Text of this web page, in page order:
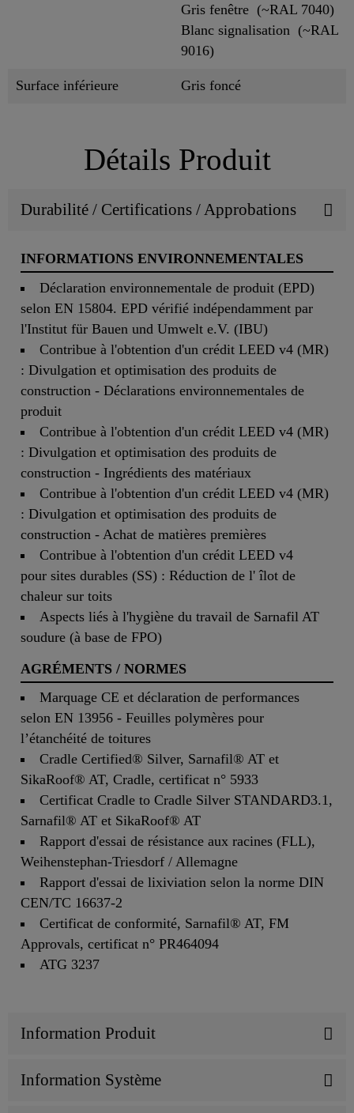
Gris fenêtre (~RAL 7040)
Blanc signalisation (~RAL
9016)
Surface inférieure Gris foncé
Détails Produit
Durabilité / Certifications / Approbations
INFORMATIONS ENVIRONNEMENTALES
Déclaration environnementale de produit (EPD)
selon EN 15804. EPD vérifié indépendamment par
l'Institut für Bauen und Umwelt e.V. (IBU)
Contribue à l'obtention d'un crédit LEED v4 (MR)
: Divulgation et optimisation des produits de
construction - Déclarations environnementales de
produit
Contribue à l'obtention d'un crédit LEED v4 (MR)
: Divulgation et optimisation des produits de
construction - Ingrédients des matériaux
Contribue à l'obtention d'un crédit LEED v4 (MR)
: Divulgation et optimisation des produits de
construction - Achat de matières premières
Contribue à l'obtention d'un crédit LEED v4
pour sites durables (SS) : Réduction de l' îlot de
chaleur sur toits
Aspects liés à l'hygiène du travail de Sarnafil AT
soudure (à base de FPO)
AGRÉMENTS / NORMES
Marquage CE et déclaration de performances
selon EN 13956 - Feuilles polymères pour
l’étanchéité de toitures
Cradle Certified® Silver, Sarnafil® AT et
SikaRoof® AT, Cradle, certificat n° 5933
Certificat Cradle to Cradle Silver STANDARD3.1,
Sarnafil® AT et SikaRoof® AT
Rapport d'essai de résistance aux racines (FLL),
Weihenstephan-Triesdorf / Allemagne
Rapport d'essai de lixiviation selon la norme DIN
CEN/TC 16637-2
Certificat de conformité, Sarnafil® AT, FM
Approvals, certificat n° PR464094
ATG 3237
Information Produit
Information Système